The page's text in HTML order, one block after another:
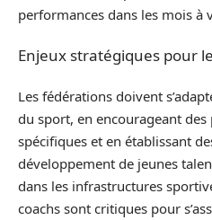
performances dans les mois à
Enjeux stratégiques pour
Les fédérations doivent
du sport, en encourageant
spécifiques et en établissant
développement de jeunes
dans les infrastructures
coachs sont critiques pour